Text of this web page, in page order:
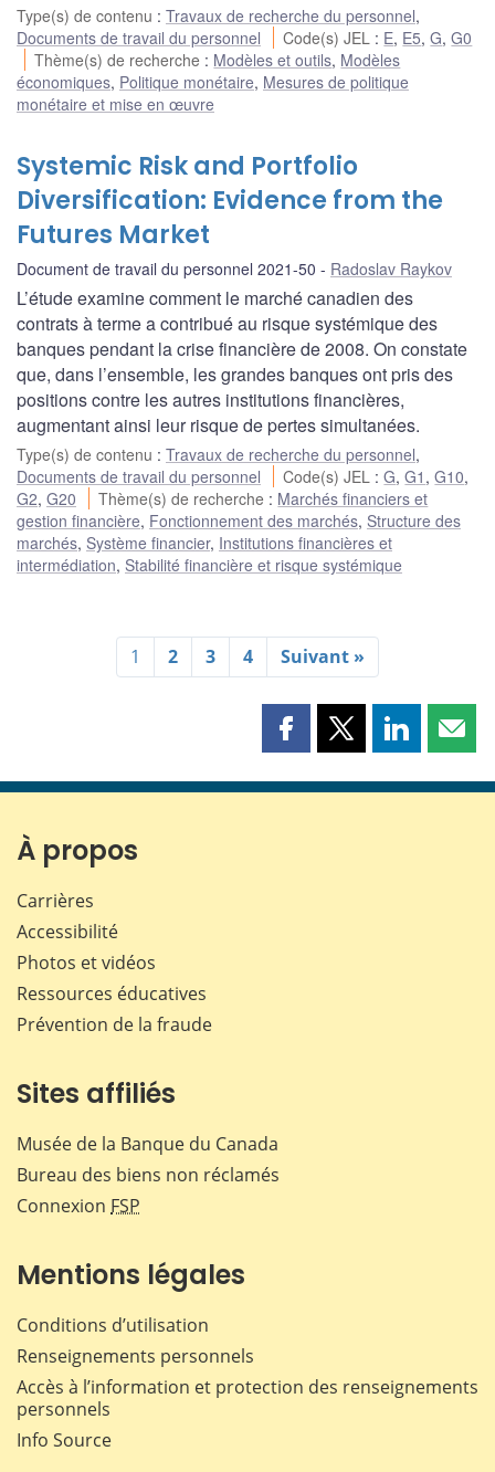
Type(s) de contenu : Travaux de recherche du personnel,
Documents de travail du personnel
Code(s) JEL : E, E5,G,G0
Thème(s) de recherche : Modèles et outils, Modèles
économiques, Politique monétaire, Mesures de politique
monétaire et mise en œuvre
Systemic Risk and Portfolio
Diversification: Evidence from the
Futures Market
Document de travail du personnel 2021-50 Radoslav Raykov
L’étude examine comment le marché canadien des
contrats à terme a contribué au risque systémique des
banques pendant la crise financière de 2008. On constate
que, dans l’ensemble, les grandes banques ont pris des
positions contre les autres institutions financières,
augmentant ainsi leur risque de pertes simultanées.
Type(s) de contenu : Travaux de recherche du personnel,
Documents de travail du personnel
Code(s) JEL :G,G1 ,G10,
G2, G20 Thème(s) de recherche : Marchés financiers et
gestion financière, Fonctionnement des marchés, Structure des
marchés, Système financier, Institutions financières et
intermédiation, Stabilité financière et risque systémique
1 2 3 4 Suivant »
Partager
page
Partager
page
Partager
page page
À propos
Carrières
Accessibilité
Photos et vidéos
Ressources éducatives
Prévention de la fraude
Sites affiliés
Musée de la Banque du Canada
Bureau des biens non réclamés
Connexion FSP
Mentions légales
Conditions d’utilisation
Renseignements personnels
Accès à l’information et protection des renseignements
personnels
Info Source